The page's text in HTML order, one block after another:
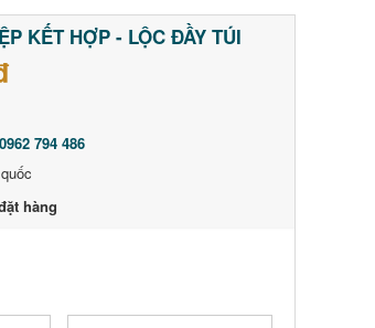
KẾT HỢP - LỘC ĐẦY TÚI
0962 794 486
hàng